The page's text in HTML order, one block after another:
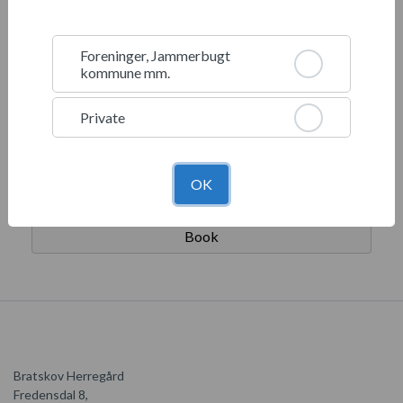
Book
Bratskov Herregård
Fredensdal 8,
Foreninger, Jammerbugt
kommune mm.
Private
OK